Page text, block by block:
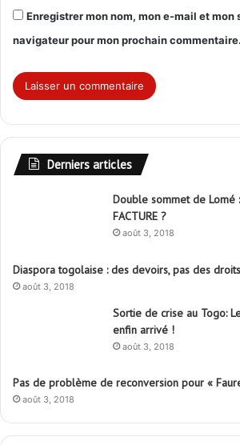
Enregistrer mon nom, mon e-mail et mon
navigateur pour mon prochain commentaire.
Derniers articles
Double sommet de Lomé :
FACTURE ?
août 3, 2018
Diaspora togolaise : des devoirs, pas des
août 3, 2018
Sortie de crise au Togo:
enfin arrivé !
août 3, 2018
Pas de problème de reconversion pour «
août 3, 2018